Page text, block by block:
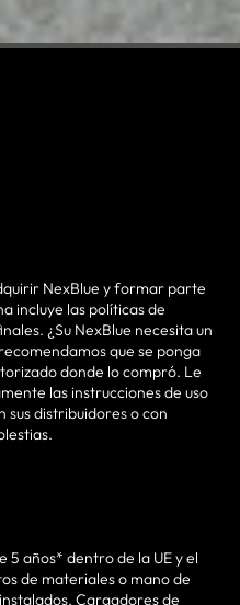
NexBlue y formar parte
incluye las políticas de
¿Su NexBlue necesita un
que se ponga
donde lo compró. Le
las instrucciones de uso
distribuidores o con
5 años* dentro de la UE y el
de materiales o mano de
Cargadores de